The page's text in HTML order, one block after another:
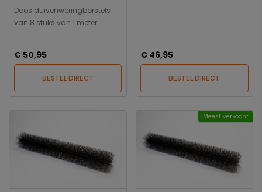
Doos duivenweringborstels
van 8 stuks van 1 meter.
€ 50,95
BESTEL DIRECT
€ 46,95
BESTEL DIRECT
Meest verkocht